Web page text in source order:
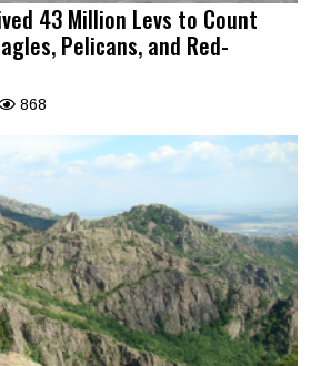
43 Million Levs to Count
Pelicans, and Red-
868